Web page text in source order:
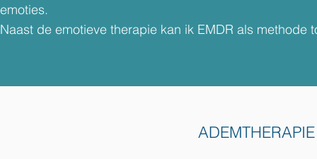
emoties.
Naast de emotieve therapie kan ik EMDR als methode
ADEMTHERAPIE